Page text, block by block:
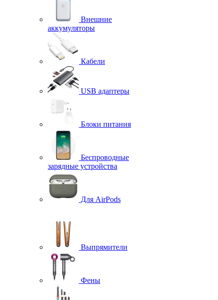
Внешние
аккумуляторы
Кабели
USB адаптеры
Блоки питания
Беспроводные
зарядные устройства
Для AirPods
Выпрямители
Фены